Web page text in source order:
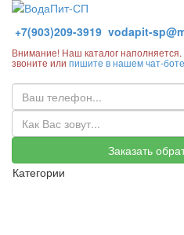
+7(903)209-3919 vodapit-
Внимание! Наш каталог
звоните или пишите в нашем чат-
Заказать
Категории